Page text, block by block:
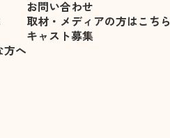
方へ
お問い合わせ
取材・メディアの方はこちら
キャスト募集